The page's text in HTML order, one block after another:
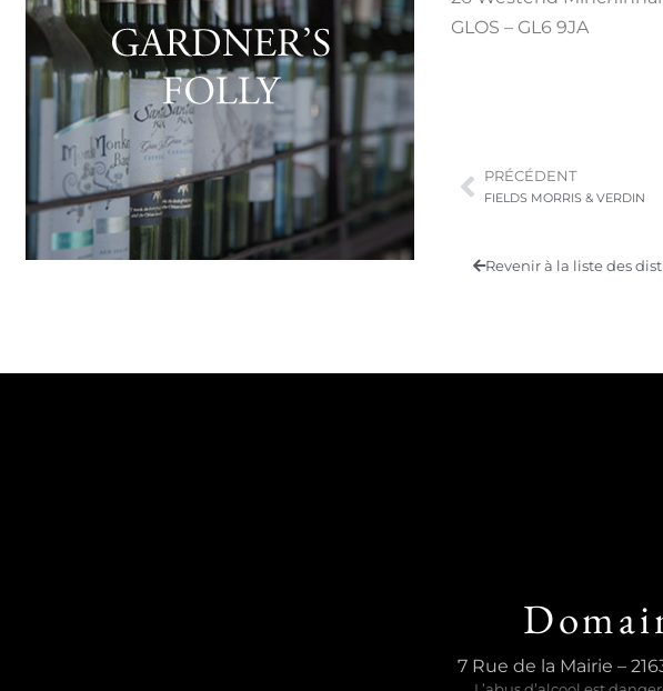
GLOS – GL6 9JA
PRÉCÉDENT
FIELDS MORRIS & VERDIN
Revenir à la liste des
7 Rue de la Mairie –